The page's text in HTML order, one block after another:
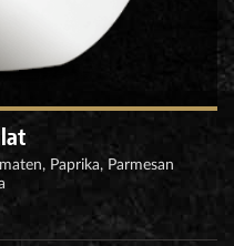
Paprika, Parmesan